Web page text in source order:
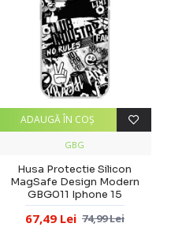
GBG
Husa Protectie Silicon
MagSafe Design Modern
GBG011 Iphone 15
67,49 Lei 74,99 Lei
ADAUGĂ ÎN COŞ